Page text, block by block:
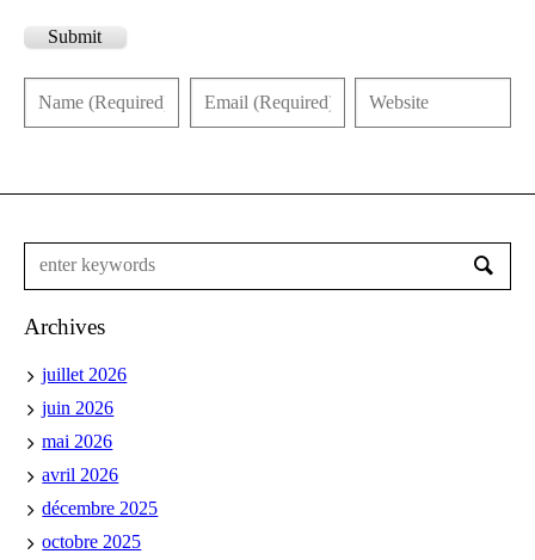
Submit
Archives
juillet 2026
juin 2026
mai 2026
avril 2026
décembre 2025
octobre 2025